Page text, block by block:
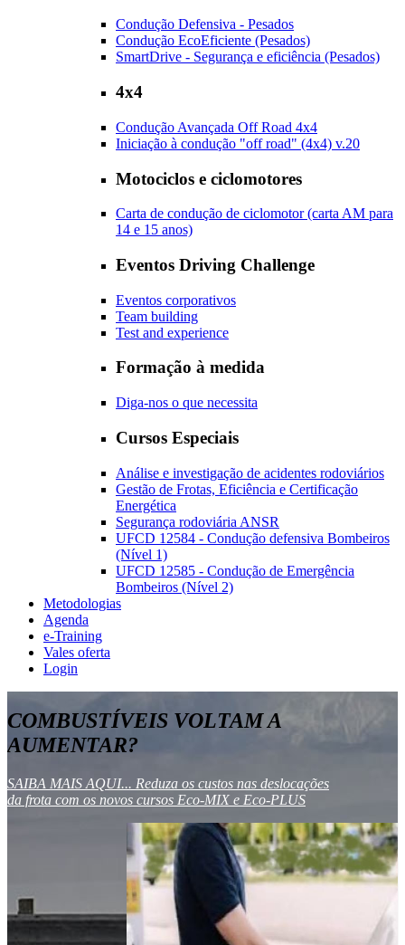
Condução Defensiva - Pesados
Condução EcoEficiente (Pesados)
SmartDrive - Segurança e eficiência (Pesados)
4x4
Condução Avançada Off Road 4x4
Iniciação à condução "off road" (4x4) v.20
Motociclos e ciclomotores
Carta de condução de ciclomotor (carta AM para
14 e 15 anos)
Eventos Driving Challenge
Eventos corporativos
Team building
Test and experience
Formação à medida
Diga-nos o que necessita
Cursos Especiais
Análise e investigação de acidentes rodoviários
Gestão de Frotas, Eficiência e Certificação
Energética
Segurança rodoviária ANSR
UFCD 12584 - Condução defensiva Bombeiros
(Nível 1)
UFCD 12585 - Condução de Emergência
Bombeiros (Nível 2)
Metodologias
Agenda
e-Training
Vales oferta
Login
COMBUSTÍVEIS VOLTAM A
AUMENTAR?
SAIBA MAIS AQUI... Reduza os custos nas deslocações
da frota com os novos cursos Eco-MIX e Eco-PLUS